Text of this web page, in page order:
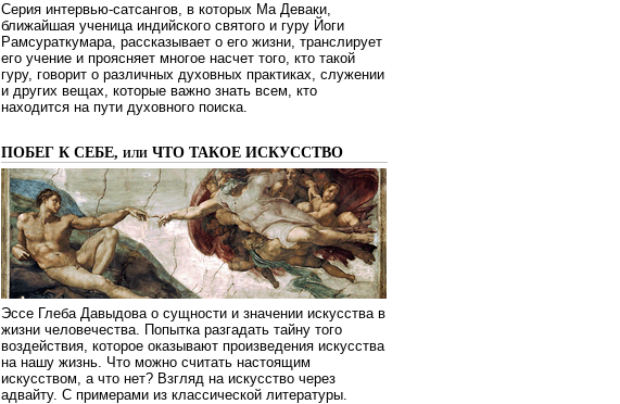
Серия интервью-сатсангов, в которых Ма Деваки,
ближайшая ученица индийского святого и гуру Йоги
Рамсураткумара, рассказывает о его жизни, транслирует
его учение и проясняет многое насчет того, кто такой
гуру, говорит о различных духовных практиках, служении
и других вещах, которые важно знать всем, кто
находится на пути духовного поиска.
ПОБЕГ К СЕБЕ, или ЧТО ТАКОЕ ИСКУССТВО
Эссе Глеба Давыдова о сущности и значении искусства в
жизни человечества. Попытка разгадать тайну того
воздействия, которое оказывают произведения искусства
на нашу жизнь. Что можно считать настоящим
искусством, а что нет? Взгляд на искусство через
адвайту. С примерами из классической литературы.